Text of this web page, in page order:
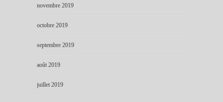
novembre 2019
octobre 2019
septembre 2019
août 2019
juillet 2019